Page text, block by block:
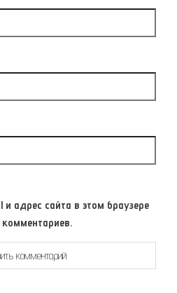
адрес сайта в этом браузере